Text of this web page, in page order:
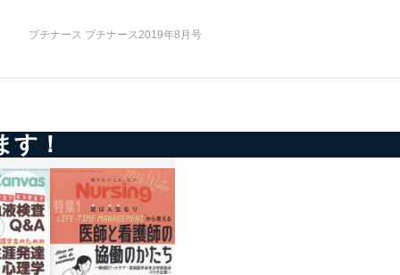
プチナース プチナース2019年8月号
す！